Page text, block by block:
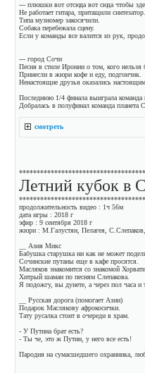
--- плюшки вот отсюда вот сюда чтобы
Не работает гитара, притащили синтезатор.
Типа музномер закосячили.
Собака перебежала сцену.
Если у команды все валится из рук,
--- город Сочи
Песня в стиле Иронии о том, кого нельзя
Принесли в жюри кофе и еду, подгончик.
Ненастоящие друзья оказались
Последнюю 1/4 финала выиграла
Добралась в полуфинал команда планета
смотреть
Летний кубок в
продолжительность видео : 1ч 56м
дата игры : 2018 г
эфир : 9 сентября 2018 г
жюри : М.Галустян, Пелагея,
__ Азия Микс
Бабушка старушка ни как не может
Сочинские путаны еще в кафе просятся.
Масляков знакомится со знакомой
Хитрый шаман по песням Слепакова.
Я подожгу, вы дунете, а через пол часа и
__ Русская дорога (помогает Азии)
Подарок Маслякову афрокосички.
Тату русалка стоит в очереди в храм.
- У Путина брат есть?
- Ты че, это ж Путин, у него все есть!
Пародия на сумасшедшего охранника,